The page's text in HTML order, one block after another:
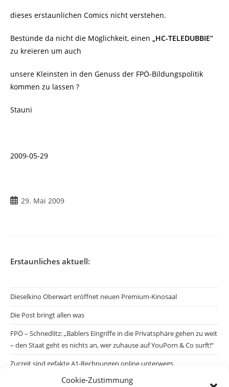
Cookie-Zustimmung
dieses erstaunlichen Comics nicht verstehen.
Bestünde da nicht die Möglichkeit, einen
„HC-TELEDUBBIE“
zu kreieren um auch
unsere Kleinsten in den Genuss der FPÖ-Bildungspolitik
kommen zu lassen ?
Stauni
2009-05-29
Beitrag29. Mai 2009
Erstaunliches aktuell:
Dieselkino Oberwart eröffnet neuen Premium-Kinosaal
Die Post bringt allen was
FPÖ – Schnedlitz: „Bablers Eingriffe in die Privatsphäre gehen zu weit
– den Staat geht es nichts an, wer zuhause auf YouPorn & Co surft!“
Zurzeit sind gefakte A1-Rechnungen online unterwegs
Salzburgs Juden und ihre Sicherheit: „Erst nach einem Anschlag wäre